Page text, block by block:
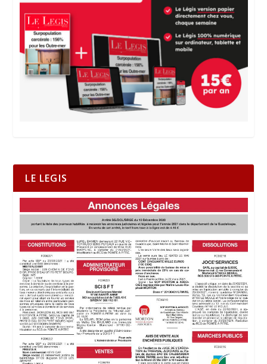
LE LEGIS